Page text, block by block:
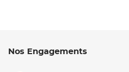
Nos Engagements